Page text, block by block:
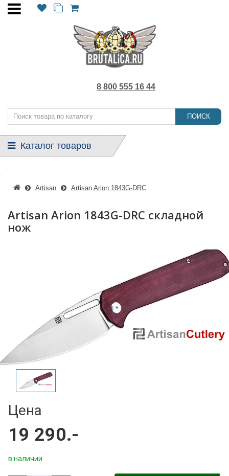
8 800 555 16 44
ПОИСК
Каталог товаров
Artisan Artisan Arion 1843G-DRC
Artisan Arion 1843G-DRC складной
нож
Цена
19 290.-
в наличии